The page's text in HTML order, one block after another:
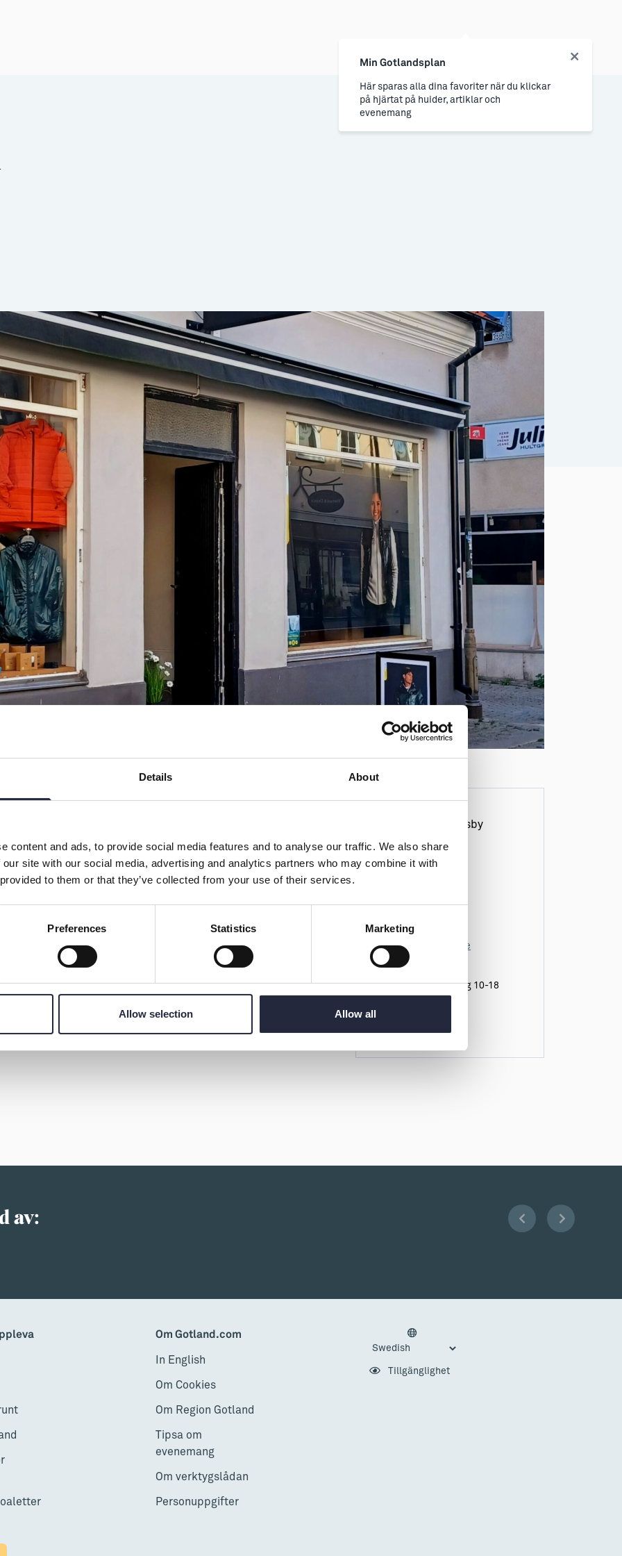
Details About
content and ads, to provide social media features and to analyse our traffic. We also share
site with our social media, advertising and analytics partners who may combine it with
to them or that they’ve collected from your use of their services.
Preferences Statistics Marketing
Allow selection Allow all
Höst Höstlov Jul
inom 2 km
20. Året runt! Dam & herr
Vi har öppet alla dagar i veckan
Pelle P Visby
Adelsgatan 20
Vägbeskrivning
0498290909
visby@pellep.se
Måndag - fredag 10-18
av:
Om Gotland.com
In English
Om Cookies
Om Region Gotland
Tipsa om
evenemang
Om verktygslådan
Personuppgifter
Tillgänglighet
Min Gotlandsplan
Här sparas alla dina favoriter när du klickar
på hjärtat på huider, artiklar och
evenemang